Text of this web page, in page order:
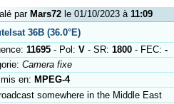
par Mars72le 01/10/2023 à 11:09
36B (36.0°E)
11695- Pol: V- SR: 1800- FEC: -
Camera fixe
en: MPEG-4
somewhere in the Middle East